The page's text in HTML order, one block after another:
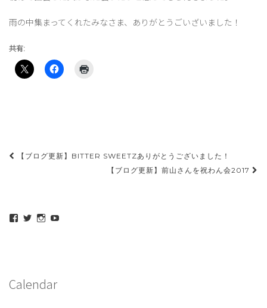
雨の中集まってくれたみなさま、ありがとうごいざいました！
共有:
投
ビ
ゲ
ョ
【ブログ更新】BITTER SWEETZありがとうございました！
【ブログ更新】前山さんを祝わん会2017
maeda_kazuaki@me.com
ィ
ー
maedakazuaki
さ
ィ
ー
maede_kazuaki
ィ
ー
Calendar